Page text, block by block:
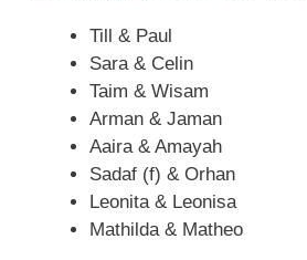
Till & Paul
Sara & Celin
Taim & Wisam
Arman & Jaman
Aaira & Amayah
Sadaf (f) & Orhan
Leonita & Leonisa
Mathilda & Matheo